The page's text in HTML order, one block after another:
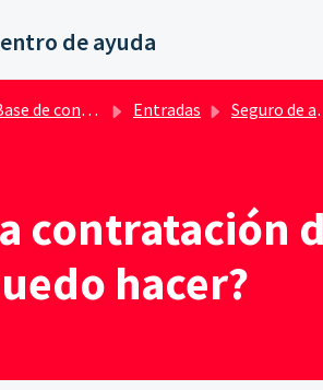
principal
de ayuda
de conocimientos Entradas Seguro de anulación espectáculos
contratación
hacer?